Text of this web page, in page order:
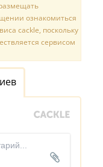
ознакомиться
cackle, поскольку
сервисом